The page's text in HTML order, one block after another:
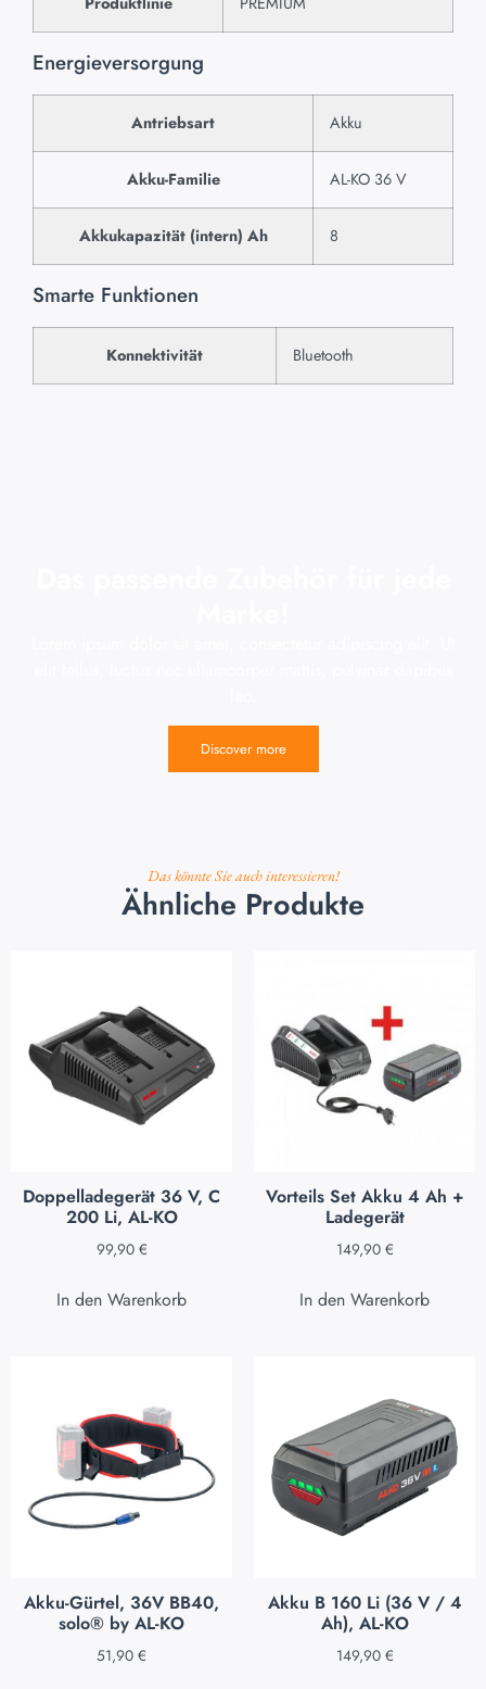
Energieversorgung
Antriebsart Akku
Akku-Familie AL-KO 36 V
Akkukapazität (intern) Ah 8
Smarte Funktionen
Konnektivität Bluetooth
Discover more
Das könnte Sie auch interessieren!
Ähnliche Produkte
Doppelladegerät 36 V, C
200 Li, AL-KO
99,90 €
In den Warenkorb
Vorteils Set Akku 4 Ah +
Ladegerät
149,90 €
In den Warenkorb
Akku-Gürtel, 36V BB40,
solo® by AL-KO
51,90 €
Akku B 160 Li (36 V / 4
Ah), AL-KO
149,90 €